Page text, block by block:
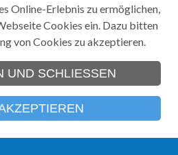
.de
Online-Erlebnis zu ermöglichen,
Cookies ein. Dazu bitten
von Cookies zu akzeptieren.
UND SCHLIESSEN